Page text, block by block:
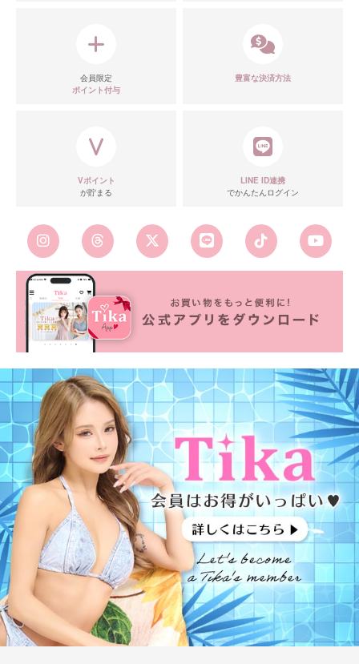
会員限定
ポイント付与
豊富な決済方法
Vポイント
が貯まる
LINE ID連携
でかんたんログイン